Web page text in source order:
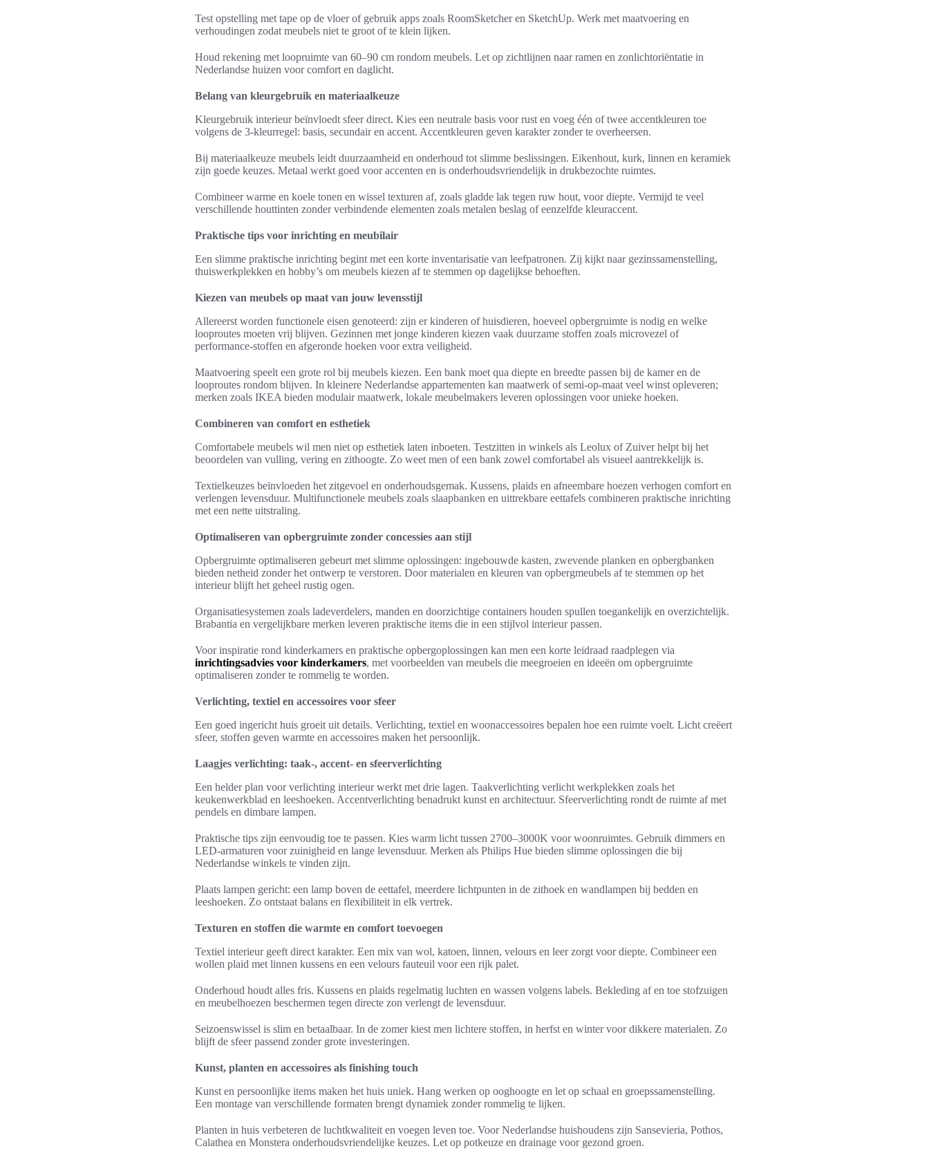
Test opstelling met tape op de vloer of gebruik apps zoals RoomSketcher en SketchUp. Werk met maatvoering en
verhoudingen zodat meubels niet te groot of te klein lijken.
Houd rekening met loopruimte van 60–90 cm rondom meubels. Let op zichtlijnen naar ramen en zonlichtoriëntatie in
Nederlandse huizen voor comfort en daglicht.
Belang van kleurgebruik en materiaalkeuze
Kleurgebruik interieur beïnvloedt sfeer direct. Kies een neutrale basis voor rust en voeg één of twee accentkleuren toe
volgens de 3-kleurregel: basis, secundair en accent. Accentkleuren geven karakter zonder te overheersen.
Bij materiaalkeuze meubels leidt duurzaamheid en onderhoud tot slimme beslissingen. Eikenhout, kurk, linnen en keramiek
zijn goede keuzes. Metaal werkt goed voor accenten en is onderhoudsvriendelijk in drukbezochte ruimtes.
Combineer warme en koele tonen en wissel texturen af, zoals gladde lak tegen ruw hout, voor diepte. Vermijd te veel
verschillende houttinten zonder verbindende elementen zoals metalen beslag of eenzelfde kleuraccent.
Praktische tips voor inrichting en meubilair
Een slimme praktische inrichting begint met een korte inventarisatie van leefpatronen. Zij kijkt naar gezinssamenstelling,
thuiswerkplekken en hobby’s om meubels kiezen af te stemmen op dagelijkse behoeften.
Kiezen van meubels op maat van jouw levensstijl
Allereerst worden functionele eisen genoteerd: zijn er kinderen of huisdieren, hoeveel opbergruimte is nodig en welke
looproutes moeten vrij blijven. Gezinnen met jonge kinderen kiezen vaak duurzame stoffen zoals microvezel of
performance-stoffen en afgeronde hoeken voor extra veiligheid.
Maatvoering speelt een grote rol bij meubels kiezen. Een bank moet qua diepte en breedte passen bij de kamer en de
looproutes rondom blijven. In kleinere Nederlandse appartementen kan maatwerk of semi-op-maat veel winst opleveren;
merken zoals IKEA bieden modulair maatwerk, lokale meubelmakers leveren oplossingen voor unieke hoeken.
Combineren van comfort en esthetiek
Comfortabele meubels wil men niet op esthetiek laten inboeten. Testzitten in winkels als Leolux of Zuiver helpt bij het
beoordelen van vulling, vering en zithoogte. Zo weet men of een bank zowel comfortabel als visueel aantrekkelijk is.
Textielkeuzes beïnvloeden het zitgevoel en onderhoudsgemak. Kussens, plaids en afneembare hoezen verhogen comfort en
verlengen levensduur. Multifunctionele meubels zoals slaapbanken en uittrekbare eettafels combineren praktische inrichting
met een nette uitstraling.
Optimaliseren van opbergruimte zonder concessies aan stijl
Opbergruimte optimaliseren gebeurt met slimme oplossingen: ingebouwde kasten, zwevende planken en opbergbanken
bieden netheid zonder het ontwerp te verstoren. Door materialen en kleuren van opbergmeubels af te stemmen op het
interieur blijft het geheel rustig ogen.
Organisatiesystemen zoals ladeverdelers, manden en doorzichtige containers houden spullen toegankelijk en overzichtelijk.
Brabantia en vergelijkbare merken leveren praktische items die in een stijlvol interieur passen.
Voor inspiratie rond kinderkamers en praktische opbergoplossingen kan men een korte leidraad raadplegen via
inrichtingsadvies voor kinderkamers, met voorbeelden van meubels die meegroeien en ideeën om opbergruimte
optimaliseren zonder te rommelig te worden.
Verlichting, textiel en accessoires voor sfeer
Een goed ingericht huis groeit uit details. Verlichting, textiel en woonaccessoires bepalen hoe een ruimte voelt. Licht creëert
sfeer, stoffen geven warmte en accessoires maken het persoonlijk.
Laagjes verlichting: taak-, accent- en sfeerverlichting
Een helder plan voor verlichting interieur werkt met drie lagen. Taakverlichting verlicht werkplekken zoals het
keukenwerkblad en leeshoeken. Accentverlichting benadrukt kunst en architectuur. Sfeerverlichting rondt de ruimte af met
pendels en dimbare lampen.
Praktische tips zijn eenvoudig toe te passen. Kies warm licht tussen 2700–3000K voor woonruimtes. Gebruik dimmers en
LED-armaturen voor zuinigheid en lange levensduur. Merken als Philips Hue bieden slimme oplossingen die bij
Nederlandse winkels te vinden zijn.
Plaats lampen gericht: een lamp boven de eettafel, meerdere lichtpunten in de zithoek en wandlampen bij bedden en
leeshoeken. Zo ontstaat balans en flexibiliteit in elk vertrek.
Texturen en stoffen die warmte en comfort toevoegen
Textiel interieur geeft direct karakter. Een mix van wol, katoen, linnen, velours en leer zorgt voor diepte. Combineer een
wollen plaid met linnen kussens en een velours fauteuil voor een rijk palet.
Onderhoud houdt alles fris. Kussens en plaids regelmatig luchten en wassen volgens labels. Bekleding af en toe stofzuigen
en meubelhoezen beschermen tegen directe zon verlengt de levensduur.
Seizoenswissel is slim en betaalbaar. In de zomer kiest men lichtere stoffen, in herfst en winter voor dikkere materialen. Zo
blijft de sfeer passend zonder grote investeringen.
Kunst, planten en accessoires als finishing touch
Kunst en persoonlijke items maken het huis uniek. Hang werken op ooghoogte en let op schaal en groepssamenstelling.
Een montage van verschillende formaten brengt dynamiek zonder rommelig te lijken.
Planten in huis verbeteren de luchtkwaliteit en voegen leven toe. Voor Nederlandse huishoudens zijn Sansevieria, Pothos,
Calathea en Monstera onderhoudsvriendelijke keuzes. Let op potkeuze en drainage voor gezond groen.